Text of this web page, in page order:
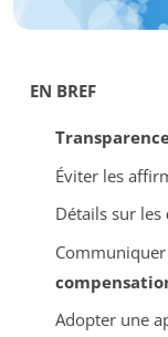
EN BREF
Éviter les
Détails sur les
Adopter une